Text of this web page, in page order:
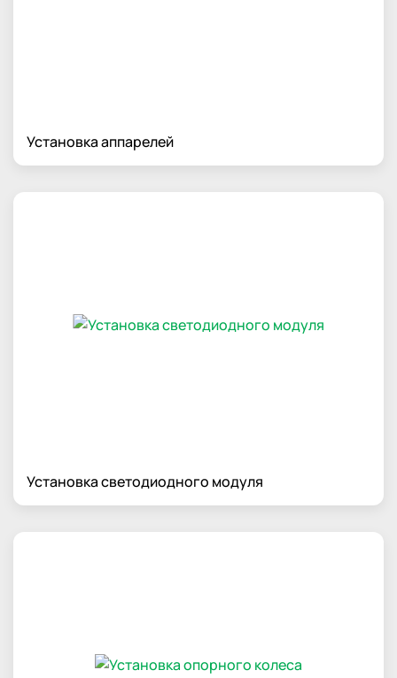
Установка аппарелей
Установка светодиодного модуля